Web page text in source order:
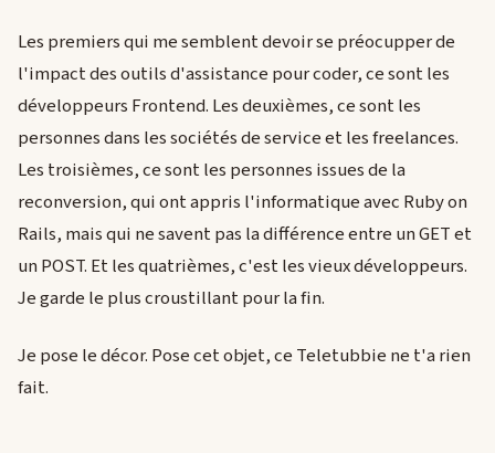
Les premiers qui me semblent devoir se préocupper de
l'impact des outils d'assistance pour coder, ce sont les
développeurs Frontend. Les deuxièmes, ce sont les
personnes dans les sociétés de service et les freelances.
Les troisièmes, ce sont les personnes issues de la
reconversion, qui ont appris l'informatique avec Ruby on
Rails, mais qui ne savent pas la différence entre un GET et
un POST. Et les quatrièmes, c'est les vieux développeurs.
Je garde le plus croustillant pour la fin.
Je pose le décor. Pose cet objet, ce Teletubbie ne t'a rien
fait.